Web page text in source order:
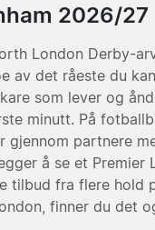
2026/27
London Derby-
av det råeste du
som lever og
minutt. På
gjennom partnere
å se et
tilbud fra flere hold
finner du det